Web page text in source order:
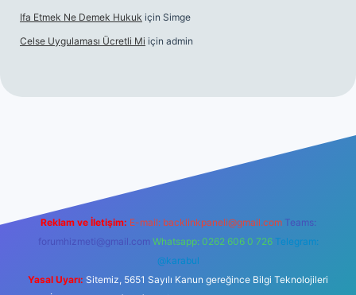
Ifa Etmek Ne Demek Hukuk için Simge
Celse Uygulaması Ücretli Mi için admin
Reklam ve İletişim: E-mail: backlinkpaneli@gmail.com Teams:
forumhizmeti@gmail.com Whatsapp: 0262 606 0 726 Telegram:
@karabul
Yasal Uyarı: Sitemiz, 5651 Sayılı Kanun gereğince Bilgi Teknolojileri